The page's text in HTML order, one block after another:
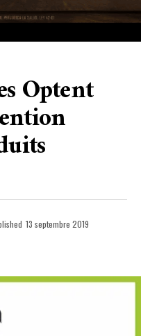
Optent
13 septembre 2019